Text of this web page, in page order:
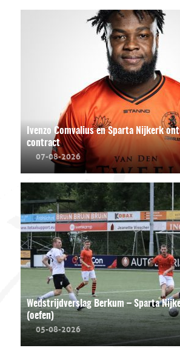
Ivenzo Comvalius en Sparta Nijkerk
contract
07-08-2026
Wedstrijdverslag Berkum – Sparta
(oefen)
05-08-2026